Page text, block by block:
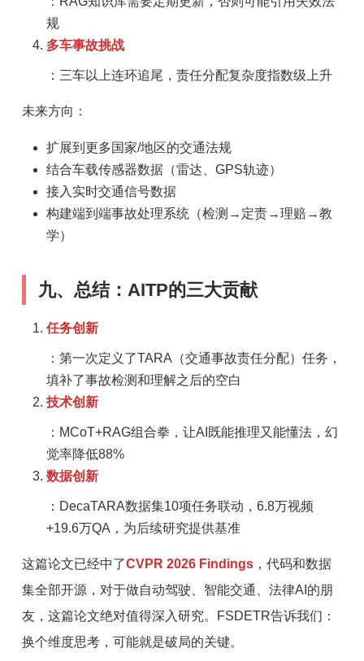
规
多车事故挑战
：三车以上连环追尾，责任分配复杂度指数级上升
未来方向：
扩展到更多国家/地区的交通法规
结合车载传感器数据（雷达、GPS轨迹）
接入实时交通信号数据
构建端到端事故处理系统（检测→定责→理赔→教
学）
九、总结：AITP的三大贡献
任务创新
：第一次定义了TARA（交通事故责任分配）任务，
填补了事故检测和理解之后的空白
技术创新
：MCoT+RAG组合拳，让AI既能推理又能懂法，幻
觉率降低88%
数据创新
：DecaTARA数据集10项任务联动，6.8万视频
+19.6万QA，为后续研究提供基准
这篇论文已经中了CVPR 2026 Findings，代码和数据
集全部开源， 对于做自动驾驶、智能交通、法律AI的朋
友，这篇论文绝对值得深入研究。FSDETR告诉我们：
换个维度思考，可能就是破局的关键。